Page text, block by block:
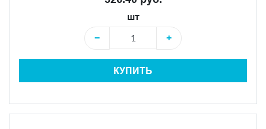
шт
−
+
КУПИТЬ